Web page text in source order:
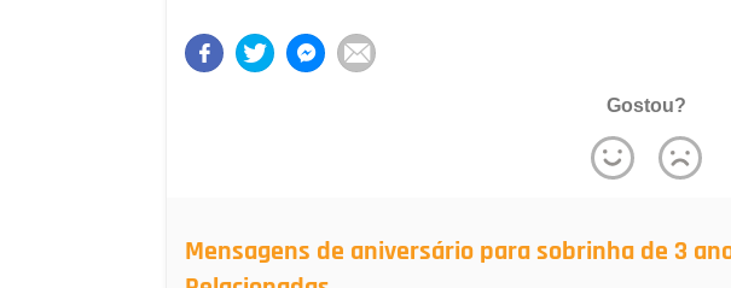
Gostou?
Mensagens de aniversário para sobrinha de 3